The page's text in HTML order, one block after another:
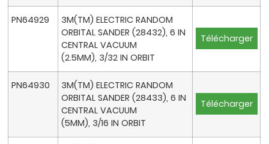
PN64929
3M(TM) ELECTRIC RANDOM
ORBITAL SANDER (28432), 6 IN
CENTRAL VACUUM
(2.5MM), 3/32 IN ORBIT
Télécharger
PN64930
3M(TM) ELECTRIC RANDOM
ORBITAL SANDER (28433), 6 IN
CENTRAL VACUUM
(5MM), 3/16 IN ORBIT
Télécharger